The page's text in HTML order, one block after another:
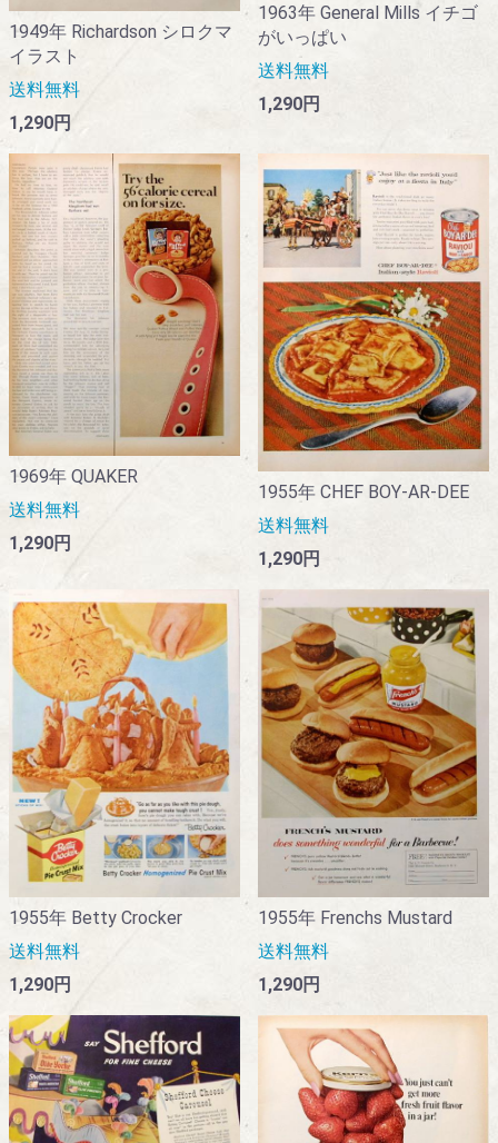
1949年 Richardson シロクマ
イラスト
送料無料
1,290円
1963年 General Mills イチゴ
がいっぱい
送料無料
1,290円
1969年 QUAKER
送料無料
1,290円
1955年 CHEF BOY-AR-DEE
送料無料
1,290円
1955年 Betty Crocker
送料無料
1,290円
1955年 Frenchs Mustard
送料無料
1,290円